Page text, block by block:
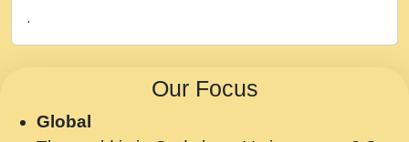
Chahe Ram Ho Chahe Shyam Ho.mp3
मझ अपन जवन बनन न आय, रठ हर क मनन न आय
.
Our Focus
Global